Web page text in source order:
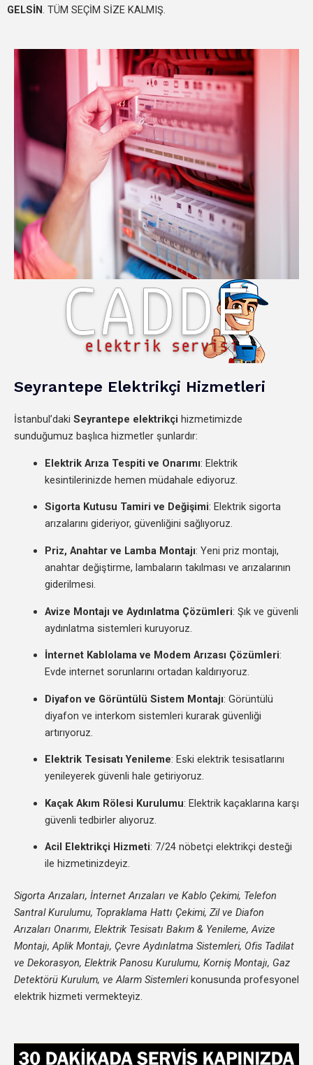
GELSİN. TÜM SEÇİM SİZE KALMIŞ.
Seyrantepe Elektrikçi Hizmetleri
İstanbul’daki Seyrantepe elektrikçi hizmetimizde
sunduğumuz başlıca hizmetler şunlardır:
Elektrik Arıza Tespiti ve Onarımı: Elektrik
kesintilerinizde hemen müdahale ediyoruz.
Sigorta Kutusu Tamiri ve Değişimi: Elektrik sigorta
arızalarını gideriyor, güvenliğini sağlıyoruz.
Priz, Anahtar ve Lamba Montajı: Yeni priz montajı,
anahtar değiştirme, lambaların takılması ve arızalarının
giderilmesi.
Avize Montajı ve Aydınlatma Çözümleri: Şık ve güvenli
aydınlatma sistemleri kuruyoruz.
İnternet Kablolama ve Modem Arızası Çözümleri:
Evde internet sorunlarını ortadan kaldırıyoruz.
Diyafon ve Görüntülü Sistem Montajı: Görüntülü
diyafon ve interkom sistemleri kurarak güvenliği
artırıyoruz.
Elektrik Tesisatı Yenileme: Eski elektrik tesisatlarını
yenileyerek güvenli hale getiriyoruz.
Kaçak Akım Rölesi Kurulumu: Elektrik kaçaklarına karşı
güvenli tedbirler alıyoruz.
Acil Elektrikçi Hizmeti: 7/24 nöbetçi elektrikçi desteği
ile hizmetinizdeyiz.
Sigorta Arızaları, İnternet Arızaları ve Kablo Çekimi, Telefon
Santral Kurulumu, Topraklama Hattı Çekimi, Zil ve Diafon
Arızaları Onarımı, Elektrik Tesisatı Bakım & Yenileme, Avize
Montajı, Aplik Montajı, Çevre Aydınlatma Sistemleri, Ofis Tadilat
ve Dekorasyon, Elektrik Panosu Kurulumu, Korniş Montajı, Gaz
Detektörü Kurulum, ve Alarm Sistemlerikonusunda profesyonel
elektrik hizmeti vermekteyiz.